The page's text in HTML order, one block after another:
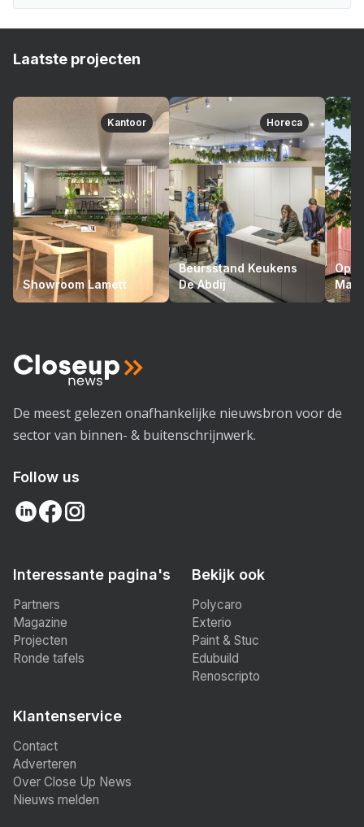
Laatste projecten
Kantoor
Showroom Lamett
Horeca
Beursstand Keukens
De Abdij
De meest gelezen onafhankelijke nieuwsbron voor de
sector van binnen- & buitenschrijnwerk.
Follow us
Interessante pagina's
Partners
Magazine
Projecten
Ronde tafels
Bekijk ook
Polycaro
Exterio
Paint & Stuc
Edubuild
Renoscripto
Klantenservice
Contact
Adverteren
Over Close Up News
Nieuws melden